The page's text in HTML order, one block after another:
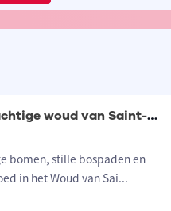
A.S.Adventure: door het machtige woud van Saint-Hubert
bomen, stille bospaden en
in het Woud van Sai...